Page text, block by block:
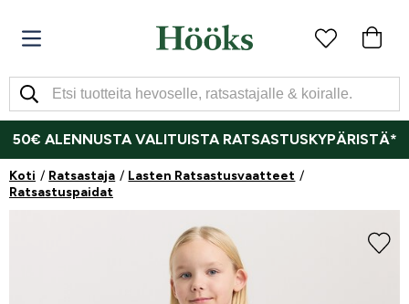
50€ ALENNUSTA VALITUISTA RATSASTUSKYPÄRISTÄ*
Koti Ratsastaja
Lasten Ratsastusvaatteet
Ratsastuspaidat